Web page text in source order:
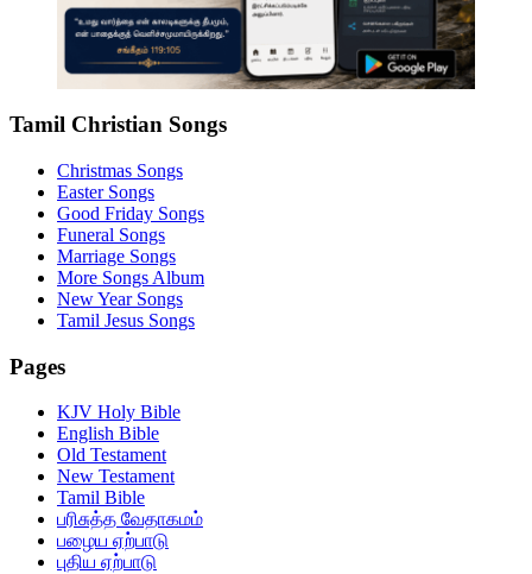
Tamil Christian Songs
Christmas Songs
Easter Songs
Good Friday Songs
Funeral Songs
Marriage Songs
More Songs Album
New Year Songs
Tamil Jesus Songs
Pages
KJV Holy Bible
English Bible
Old Testament
New Testament
Tamil Bible
பரிசுத்த வேதாகமம்
பழைய ஏற்பாடு
புதிய ஏற்பாடு